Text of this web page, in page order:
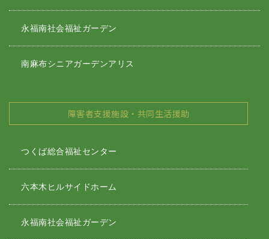
永福南社会福祉ガーデン
南麻布シニアガーデンアリス
障害者支援施設・共同生活援助
つくば総合福祉センター
六本木ヒルサイドホーム
永福南社会福祉ガーデン